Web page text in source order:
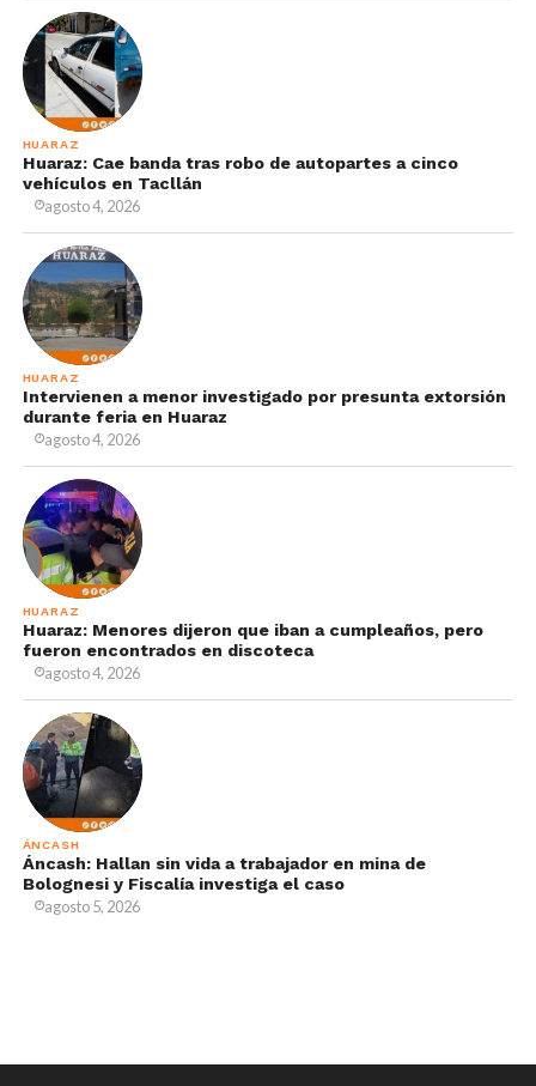
HUARAZ
Huaraz: Cae banda tras robo de autopartes a cinco
vehículos en Tacllán
agosto 4, 2026
HUARAZ
Intervienen a menor investigado por presunta extorsión
durante feria en Huaraz
agosto 4, 2026
HUARAZ
Huaraz: Menores dijeron que iban a cumpleaños, pero
fueron encontrados en discoteca
agosto 4, 2026
ÁNCASH
Áncash: Hallan sin vida a trabajador en mina de
Bolognesi y Fiscalía investiga el caso
agosto 5, 2026